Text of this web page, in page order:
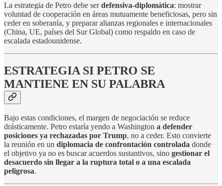
La estrategia de Petro debe serdefensiva-diplomática: mostrar
voluntad de cooperación en áreas mutuamente beneficiosas, pero sin
ceder en soberanía, y preparar alianzas regionales e internacionales
(China, UE, países del Sur Global) como respaldo en caso de
escalada estadounidense.
ESTRATEGIA SI PETRO SE
MANTIENE EN SU PALABRA
Bajo estas condiciones, el margen de negociación se reduce
drásticamente. Petro estaría yendo a Washington a defender
posiciones ya rechazadas por Trump, no a ceder. Esto convierte
la reunión en un diplomacia de confrontación controlada donde
el objetivo ya no es buscar acuerdos sustantivos, sino gestionar el
desacuerdo sin llegar a la ruptura total o a una escalada
peligrosa.